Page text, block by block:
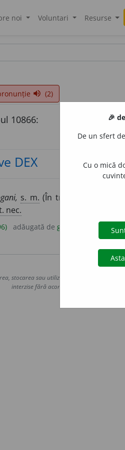
noi Voluntari Resurse
volume_up (2)
10866:
DEX
s. m. (În trecut) Monedă
nec.
adăugată de gall
Copyright ©
stocarea sau utilizarea datelor de pe
interzise fără acordul nostru prealabil
🎉
De un sfert
Cu o mică